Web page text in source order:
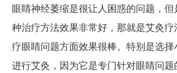
眼睛神经萎缩是很让人困惑的问题，
种治疗方法效果非常好，那就是艾灸
疗眼睛问题方面效果很棒。特别是选
进行艾灸，因为它是专门针对眼睛问